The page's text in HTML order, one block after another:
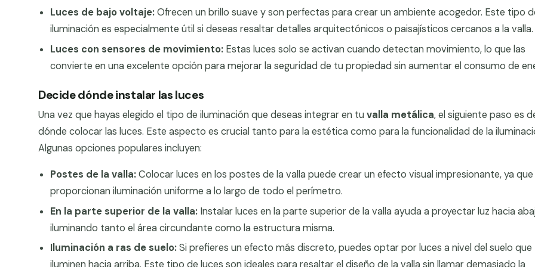
Luces de bajo voltaje:Ofrecen un brillo suave y son perfectas para crear un ambiente acogedor. Este tipo
iluminación es especialmente útil si deseas resaltar detalles arquitectónicos o paisajísticos cercanos a la valla.
Luces con sensores de movimiento: Estas luces solo se activan cuando detectan movimiento, lo que las
convierte en una excelente opción para mejorar la seguridad de tu propiedad sin aumentar el consumo de
Decide dónde instalar las luces
Una vez que hayas elegido el tipo de iluminación que deseas integrar en tu valla metálica, el siguiente paso es
dónde colocar las luces. Este aspecto es crucial tanto para la estética como para la funcionalidad de la
Algunas opciones populares incluyen:
Postes de la valla:Colocar luces en los postes de la valla puede crear un efecto visual impresionante, ya que
proporcionan iluminación uniforme a lo largo de todo el perímetro.
En la parte superior de la valla: Instalar luces en la parte superior de la valla ayuda a proyectar luz hacia
iluminando tanto el área circundante como la estructura misma.
Iluminación a ras de suelo:Si prefieres un efecto más discreto, puedes optar por luces a nivel del suelo que